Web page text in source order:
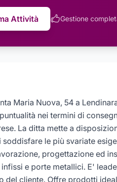
Attività Gestione
Maria Nuova, 54 a
nei termini di
La ditta mette a
le più svariate
progettazione ed
e porte metallici. E'
del cliente. Offre prodotti